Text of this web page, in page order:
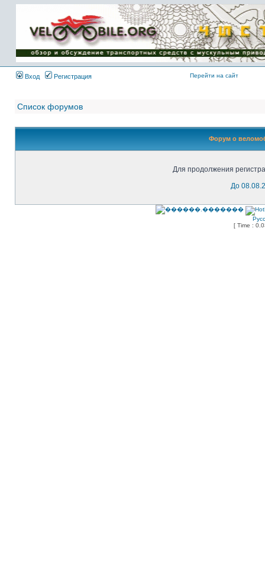
Имя пользователя:
Пароль:
{ LOG_ME_IN_SHORT
}
Вход
Регистрация Перейти на сайт
Список форумов
Форум о
Для продолжения
До
[ Time :